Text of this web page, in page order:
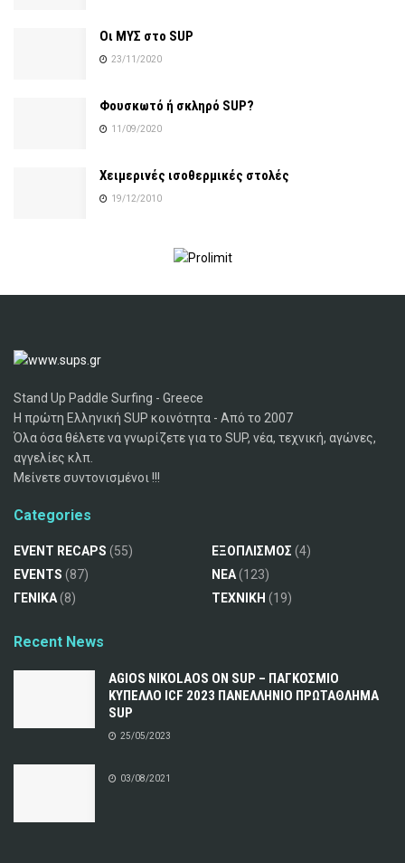
Οι ΜΥΣ στο SUP
23/11/2020
Φουσκωτό ή σκληρό SUP?
11/09/2020
Χειμερινές ισοθερμικές στολές
19/12/2010
Stand Up Paddle Surfing - Greece
Η πρώτη Ελληνική SUP κοινότητα - Από το 2007
Όλα όσα θέλετε να γνωρίζετε για το SUP, νέα, τεχνική, αγώνες,
αγγελίες κλπ.
Μείνετε συντονισμένοι !!!
Categories
EVENT RECAPS (55)
EVENTS (87)
ΓΕΝΙΚΑ(8)
ΕΞΟΠΛΙΣΜΟΣ (4)
ΝΕΑ(123)
ΤΕΧΝΙΚΗ (19)
Recent News
AGIOS NIKOLAOS ON SUP – ΠΑΓΚΟΣΜΙΟ
ΚΥΠΕΛΛΟ ICF 2023 ΠΑΝΕΛΛΗΝΙΟ ΠΡΩΤΑΘΛΗΜΑ
SUP
25/05/2023
03/08/2021